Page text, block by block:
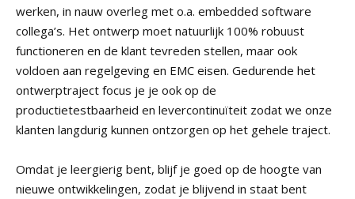
werken, in nauw overleg met o.a. embedded software
collega’s. Het ontwerp moet natuurlijk 100% robuust
functioneren en de klant tevreden stellen, maar ook
voldoen aan regelgeving en EMC eisen. Gedurende het
ontwerptraject focus je je ook op de
productietestbaarheid en levercontinuïteit zodat we onze
klanten langdurig kunnen ontzorgen op het gehele traject.
Omdat je leergierig bent, blijf je goed op de hoogte van
nieuwe ontwikkelingen, zodat je blijvend in staat bent